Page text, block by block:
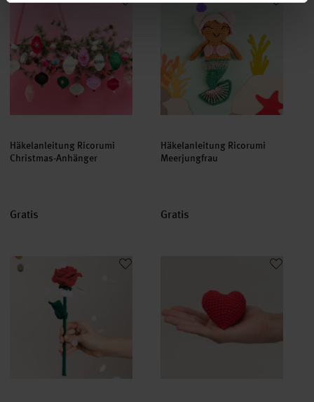
Häkelanleitung Ricorumi
Christmas-Anhänger
Gratis
Häkelanleitung Ricorumi
Meerjungfrau
Gratis
Häkelanleitung Ricorumi-Rose Häkelanleitung Ricorumi-Herz